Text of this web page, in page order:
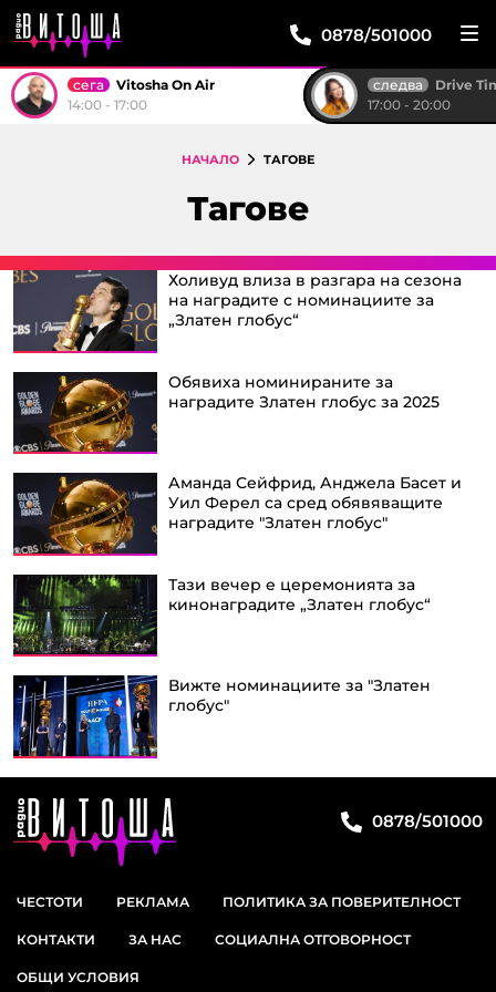
0878/501000
сега
Vitosha On Air
14:00 - 17:00
следва
Drive
17:00 - 20:00
НАЧАЛО ТАГОВЕ
Тагове
Холивуд влиза в разгара на сезона
на наградите с номинациите за
„Златен глобус“
Обявиха номинираните за
наградите Златен глобус за 2025
Аманда Сейфрид, Анджела Басет и
Уил Ферел са сред обявяващите
наградите "Златен глобус"
Тази вечер е церемонията за
кинонаградите „Златен глобус“
Вижте номинациите за "Златен
глобус"
0878/501000
ЧЕСТОТИ РЕКЛАМА ПОЛИТИКА ЗА ПОВЕРИТЕЛНОСТ
КОНТАКТИ ЗА НАС СОЦИАЛНА ОТГОВОРНОСТ
ОБЩИ УСЛОВИЯ